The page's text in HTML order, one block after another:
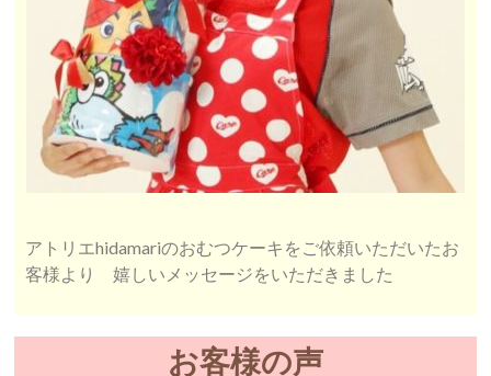
アトリエhidamariのおむつケーキをご依頼いただいたお
客様より 嬉しいメッセージをいただきました
お客様の声